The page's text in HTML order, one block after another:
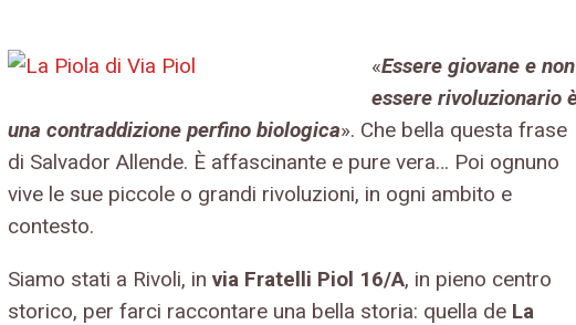
«Essere giovane e non
essere rivoluzionario
una contraddizione perfino biologica». Che bella questa frase
di Salvador Allende. È affascinante e pure vera… Poi ognuno
vive le sue piccole o grandi rivoluzioni, in ogni ambito e
contesto.
Siamo stati a Rivoli, in via Fratelli Piol 16/A, in pieno centro
storico, per farci raccontare una bella storia: quella de La